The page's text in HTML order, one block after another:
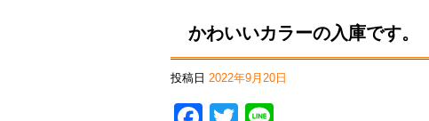
かわいいカラーの入庫です。
投稿日 2022年9月20日